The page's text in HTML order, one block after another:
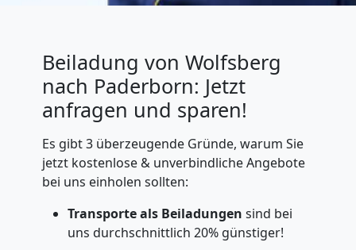
Beiladung von Wolfsberg
nach Paderborn: Jetzt
anfragen und sparen!
Es gibt 3 überzeugende Gründe, warum Sie
jetzt kostenlose & unverbindliche Angebote
bei uns einholen sollten:
Transporte als Beiladungen sind bei
uns durchschnittlich 20% günstiger!